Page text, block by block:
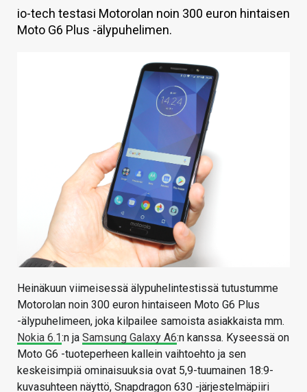
TIETOA
io-tech testasi Motorolan noin 300 euron hintaisen
Moto G6 Plus -älypuhelimen.
Heinäkuun viimeisessä älypuhelintestissä tutustumme
Motorolan noin 300 euron hintaiseen Moto G6 Plus
-älypuhelimeen, joka kilpailee samoista asiakkaista mm.
Nokia 6.1:n ja Samsung Galaxy A6:n kanssa. Kyseessä on
Moto G6 -tuoteperheen kallein vaihtoehto ja sen
keskeisimpiä ominaisuuksia ovat 5,9-tuumainen 18:9-
kuvasuhteen näyttö, Snapdragon 630 -järjestelmäpiiri